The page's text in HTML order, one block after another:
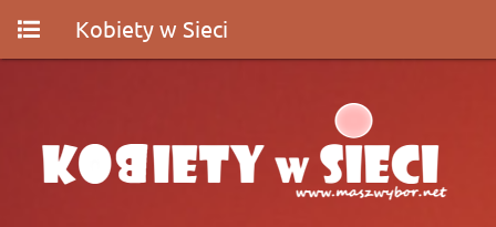
Kobiety w Sieci